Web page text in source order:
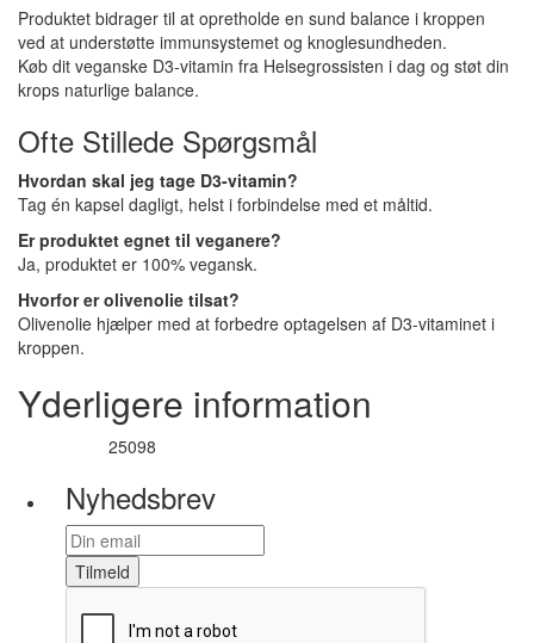
Produktet bidrager til at opretholde en sund balance i kroppen
ved at understøtte immunsystemet og knoglesundheden.
Køb dit veganske D3-vitamin fra Helsegrossisten i dag og støt din
krops naturlige balance.
Ofte Stillede Spørgsmål
Hvordan skal jeg tage D3-vitamin?
Tag én kapsel dagligt, helst i forbindelse med et måltid.
Er produktet egnet til veganere?
Ja, produktet er 100% vegansk.
Hvorfor er olivenolie tilsat?
Olivenolie hjælper med at forbedre optagelsen af D3-vitaminet i
kroppen.
Yderligere information
25098
Nyhedsbrev
Tilmeld